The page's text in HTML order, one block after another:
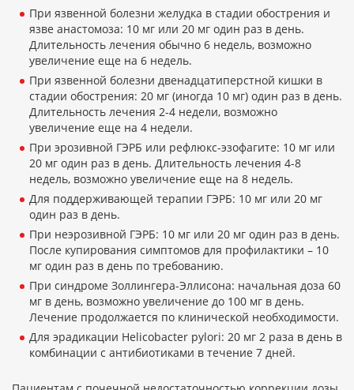
При язвенной болезни желудка в стадии обострения и
язве анастомоза: 10 мг или 20 мг один раз в день.
Длительность лечения обычно 6 недель, возможно
увеличение еще на 6 недель.
При язвенной болезни двенадцатиперстной кишки в
стадии обострения: 20 мг (иногда 10 мг) один раз в день.
Длительность лечения 2-4 недели, возможно
увеличение еще на 4 недели.
При эрозивной ГЭРБ или рефлюкс-эзофагите: 10 мг или
20 мг один раз в день. Длительность лечения 4-8
недель, возможно увеличение еще на 8 недель.
Для поддерживающей терапии ГЭРБ: 10 мг или 20 мг
один раз в день.
При неэрозивной ГЭРБ: 10 мг или 20 мг один раз в день.
После купирования симптомов для профилактики – 10
мг один раз в день по требованию.
При синдроме Золлингера-Эллисона: начальная доза 60
мг в день, возможно увеличение до 100 мг в день.
Лечение продолжается по клинической необходимости.
Для эрадикации Helicobacter pylori: 20 мг 2 раза в день в
комбинации с антибиотиками в течение 7 дней.